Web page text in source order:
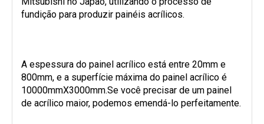
fundição para produzir painéis acrílicos.
A espessura do painel acrílico está entre 20mm e
800mm, e a superfície máxima do painel acrílico é
10000mmX3000mm.Se você precisar de um painel
de acrílico maior, podemos emendá-lo perfeitamente.